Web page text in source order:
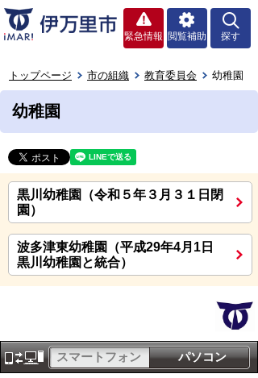
緊急情報 閲覧補助 探す
トップページ 市の組織 教育委員会 幼稚園
幼稚園
黒川幼稚園（令和５年３月３１日閉
園）
波多津東幼稚園（平成29年4月1日
黒川幼稚園と統合）
パソコン
スマートフォン